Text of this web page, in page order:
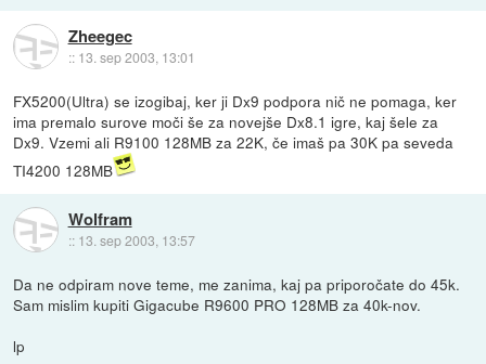
Zheegec
:: 13. sep 2003, 13:01
FX5200(Ultra) se izogibaj, ker ji Dx9 podpora nič ne pomaga, ker
ima premalo surove moči še za novejše Dx8.1 igre, kaj šele za
Dx9. Vzemi ali R9100 128MB za 22K, če imaš pa 30K pa seveda
TI4200 128MB
Wolfram
:: 13. sep 2003, 13:57
Da ne odpiram nove teme, me zanima, kaj pa priporočate do 45k.
Sam mislim kupiti Gigacube R9600 PRO 128MB za 40k-nov.
lp